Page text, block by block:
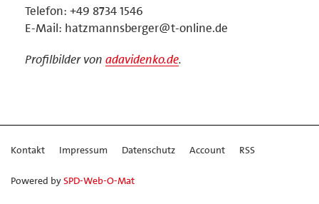
Telefon: +49 8734 1546
E-Mail: hatzmannsberger@t-online.de
Profilbilder von adavidenko.de.
Kontakt Impressum Datenschutz Account RSS
Powered bySPD-Web-O-Mat